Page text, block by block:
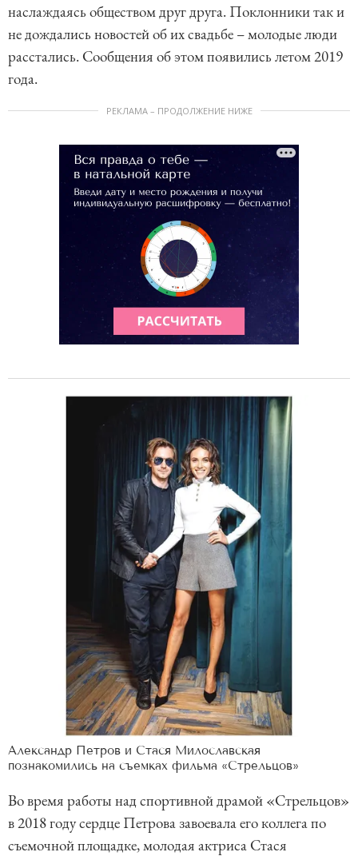
наслаждаясь обществом друг друга. Поклонники так и
не дождались новостей об их свадьбе – молодые люди
расстались. Сообщения об этом появились летом 2019
года.
РЕКЛАМА – ПРОДОЛЖЕНИЕ НИЖЕ
Александр Петров и Стася Милославская
познакомились на съемках фильма «Стрельцов»
Во время работы над спортивной драмой «Стрельцов»
в 2018 году сердце Петрова завоевала его коллега по
съемочной площадке, молодая актриса Стася